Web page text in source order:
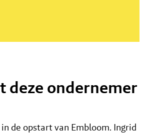
deze ondernemer
de opstart van Embloom. Ingrid